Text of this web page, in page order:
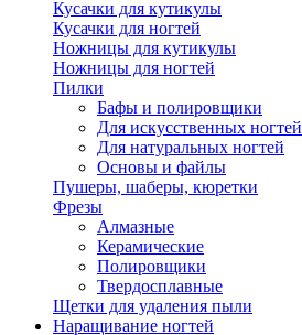
Кусачки для кутикулы
Кусачки для ногтей
Ножницы для кутикулы
Ножницы для ногтей
Пилки
Бафы и полировщики
Для искусственных ногтей
Для натуральных ногтей
Основы и файлы
Пушеры, шаберы, кюретки
Фрезы
Алмазные
Керамические
Полировщики
Твердосплавные
Щетки для удаления пыли
Наращивание ногтей